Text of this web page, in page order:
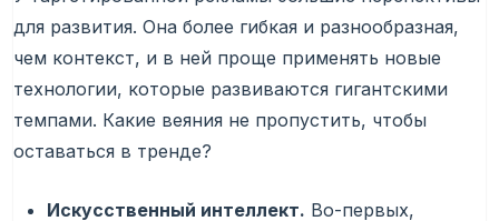
для развития. Она более гибкая и разнообразная,
чем контекст, и в ней проще применять новые
технологии, которые развиваются гигантскими
темпами. Какие веяния не пропустить, чтобы
оставаться в тренде?
Искусственный интеллект. Во-первых,